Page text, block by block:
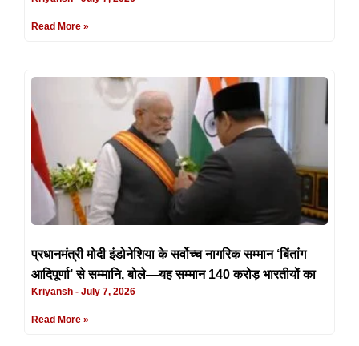
Read More »
प्रधानमंत्री मोदी इंडोनेशिया के सर्वोच्च नागरिक सम्मान ‘बिंतांग
आदिपूर्णा’ से सम्मानि, बोले—यह सम्मान 140 करोड़ भारतीयों का
Kriyansh July 7, 2026
Read More »